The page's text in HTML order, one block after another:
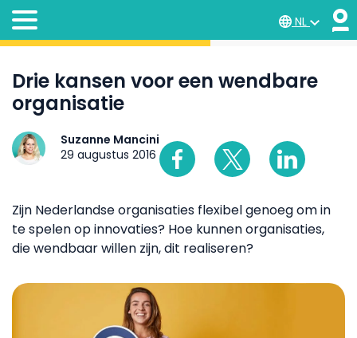
NL
Drie kansen voor een wendbare
organisatie
Suzanne Mancini
29 augustus 2016
Zijn Nederlandse organisaties flexibel genoeg om in
te spelen op innovaties? Hoe kunnen organisaties,
die wendbaar willen zijn, dit realiseren?